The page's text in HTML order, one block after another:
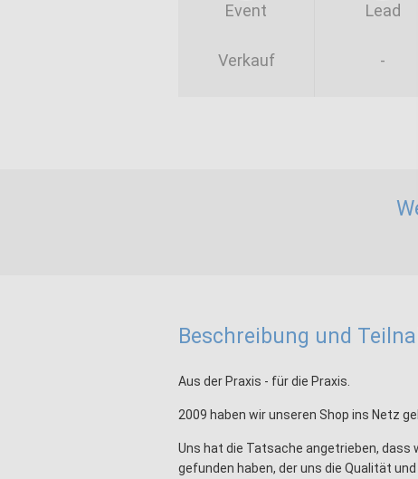
Event Lead
Verkauf -
Beschreibung und
Aus der Praxis - für die Praxis.
2009 haben wir unseren Shop ins Netz
Uns hat die Tatsache angetrieben, dass
gefunden haben, der uns die Qualität